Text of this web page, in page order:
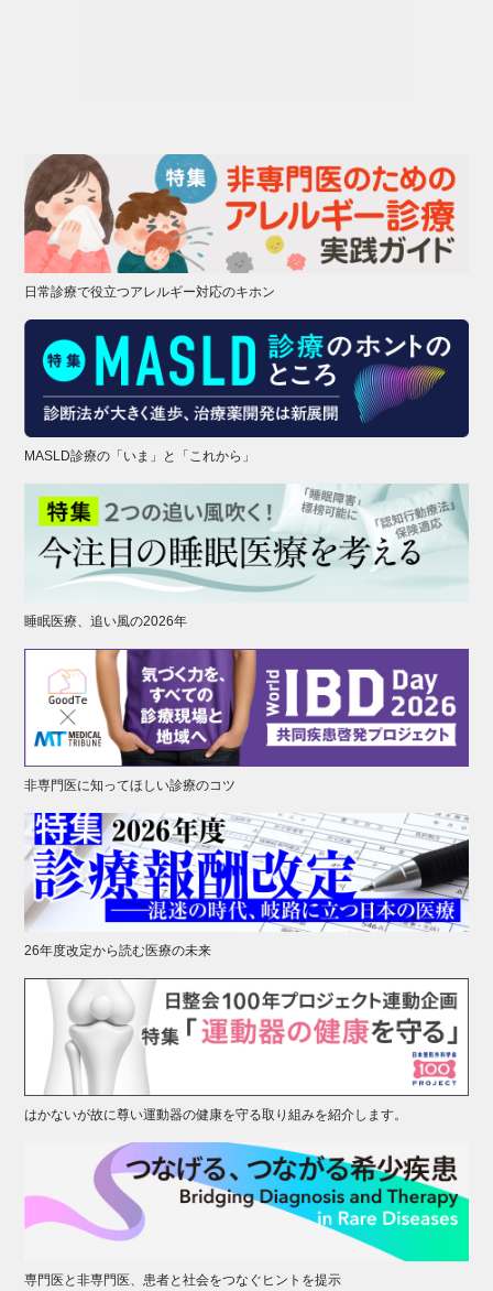
日常診療で役立つアレルギー対応のキホン
MASLD診療の「いま」と「これから」
睡眠医療、追い風の2026年
非専門医に知ってほしい診療のコツ
26年度改定から読む医療の未来
はかないが故に尊い運動器の健康を守る取り組みを紹介します。
専門医と非専門医、患者と社会をつなぐヒントを提示